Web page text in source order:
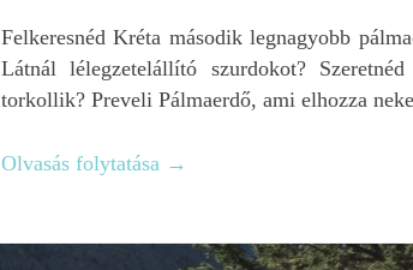
Felkeresnéd Kréta második legnagyobb
Látnál lélegzetelállító szurdokot?
torkollik? Preveli Pálmaerdő, ami elhozza
Olvasás folytatása →